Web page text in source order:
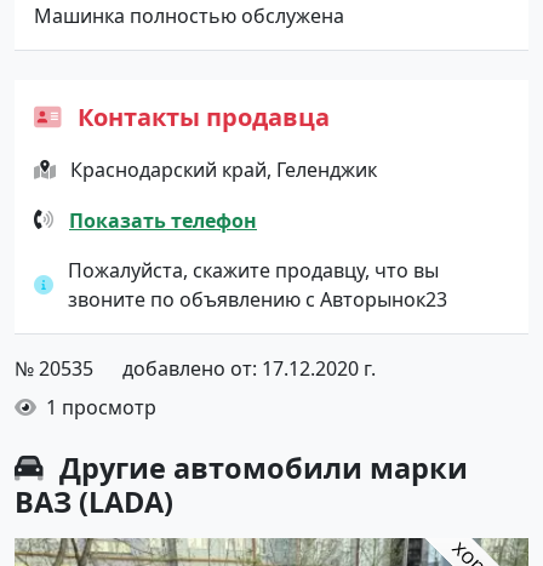
Машинка полностью обслужена
Контакты продавца
Краснодарский край, Геленджик
Показать телефон
Пожалуйста, скажите продавцу, что вы
звоните по объявлению с Авторынок23
№ 20535
добавлено от: 17.12.2020 г.
1 просмотр
Другие автомобили марки
ВАЗ (LADA)